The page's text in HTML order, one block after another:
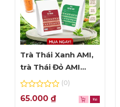
Trà Thái Xanh AMI,
trà Thái Đỏ AMI
thơm ngon, túi lọc
0
out
(0)
65.000 ₫